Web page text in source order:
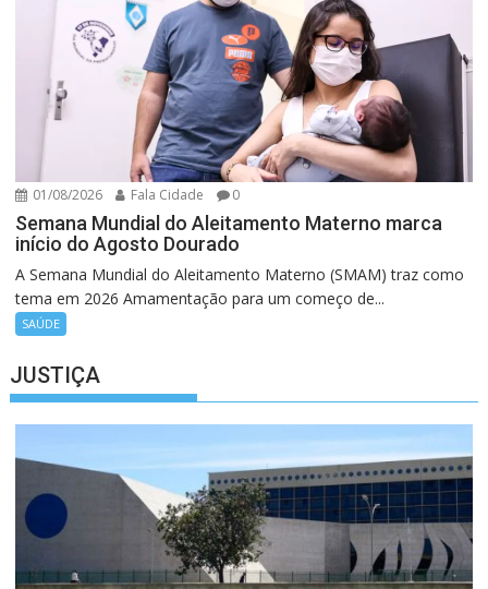
01/08/2026 Fala Cidade 0
Semana Mundial do Aleitamento Materno marca
início do Agosto Dourado
A Semana Mundial do Aleitamento Materno (SMAM) traz como
tema em 2026 Amamentação para um começo de...
SAÚDE
JUSTIÇA